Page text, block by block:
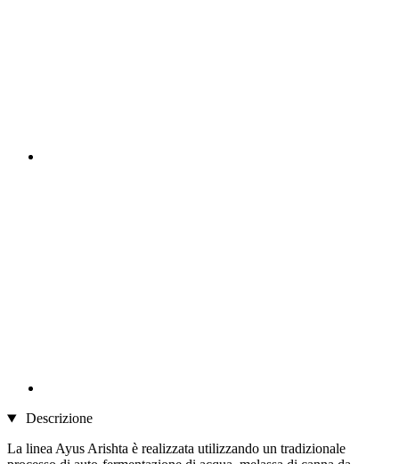
Descrizione
La linea Ayus Arishta è realizzata utilizzando un tradizionale